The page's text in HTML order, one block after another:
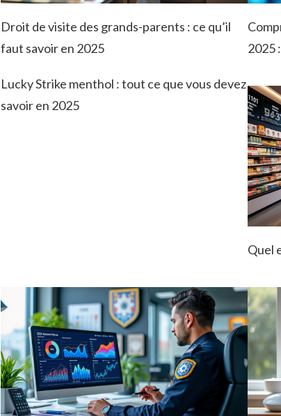
Droit de visite des grands-parents : ce qu’il
faut savoir en 2025
2025
Lucky Strike menthol : tout ce que vous devez
savoir en 2025
Quel